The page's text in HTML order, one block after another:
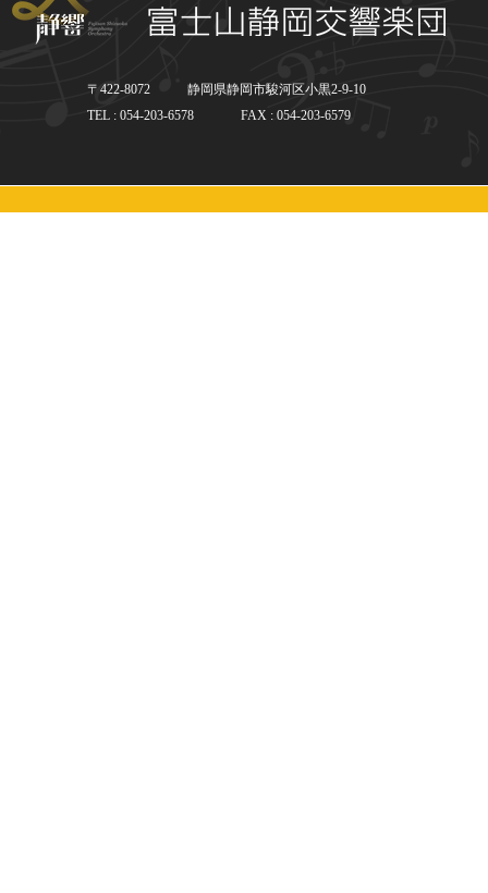
〒422-8072
静岡県静岡市駿河区小黒2-9-10
TEL : 054-203-6578
FAX : 054-203-6579